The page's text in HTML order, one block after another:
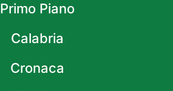
Primo Piano
Calabria
Cronaca